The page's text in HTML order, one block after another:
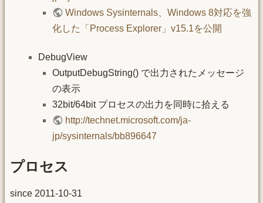
Windows Sysinternals、Windows 8対応を強
化した「Process Explorer」v15.1を公開
DebugView
OutputDebugString() で出力されたメッセージ
の表示
32bit/64bit プロセスの出力を同時に拾える
http://technet.microsoft.com/ja-
jp/sysinternals/bb896647
プロセス
since 2011-10-31